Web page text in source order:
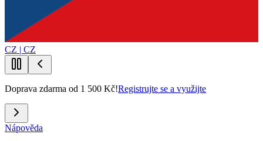
CZ | CZ
Doprava zdarma od 1 500 Kč!Registrujte se a využijte
Nápověda